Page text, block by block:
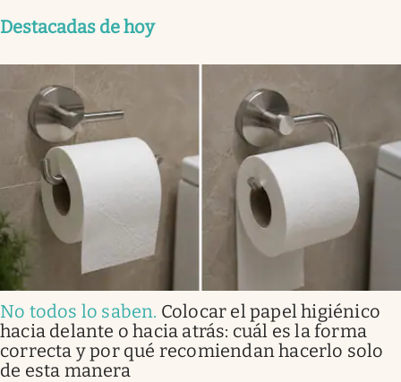
Destacadas de hoy
No todos lo saben. Colocar el papel higiénico
hacia delante o hacia atrás: cuál es la forma
correcta y por qué recomiendan hacerlo solo
de esta manera